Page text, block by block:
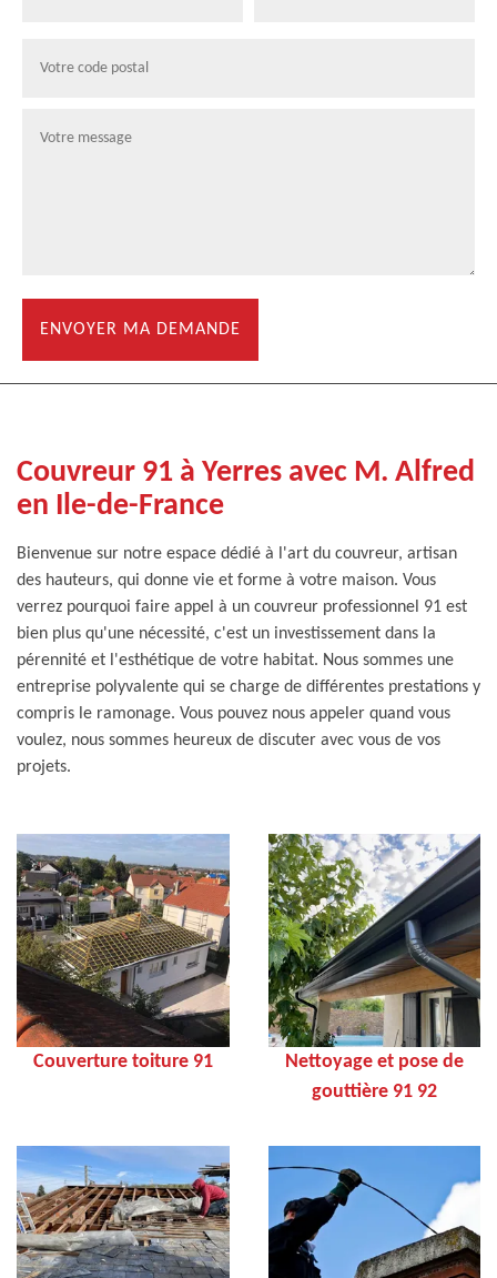
Couvreur 91 à Yerres avec M. Alfred
en Ile-de-France
Bienvenue sur notre espace dédié à l'art du couvreur, artisan
des hauteurs, qui donne vie et forme à votre maison. Vous
verrez pourquoi faire appel à un couvreur professionnel 91 est
bien plus qu'une nécessité, c'est un investissement dans la
pérennité et l'esthétique de votre habitat. Nous sommes une
entreprise polyvalente qui se charge de différentes prestations y
compris le ramonage. Vous pouvez nous appeler quand vous
voulez, nous sommes heureux de discuter avec vous de vos
projets.
Couverture toiture 91
Nettoyage et pose de
gouttière 91 92